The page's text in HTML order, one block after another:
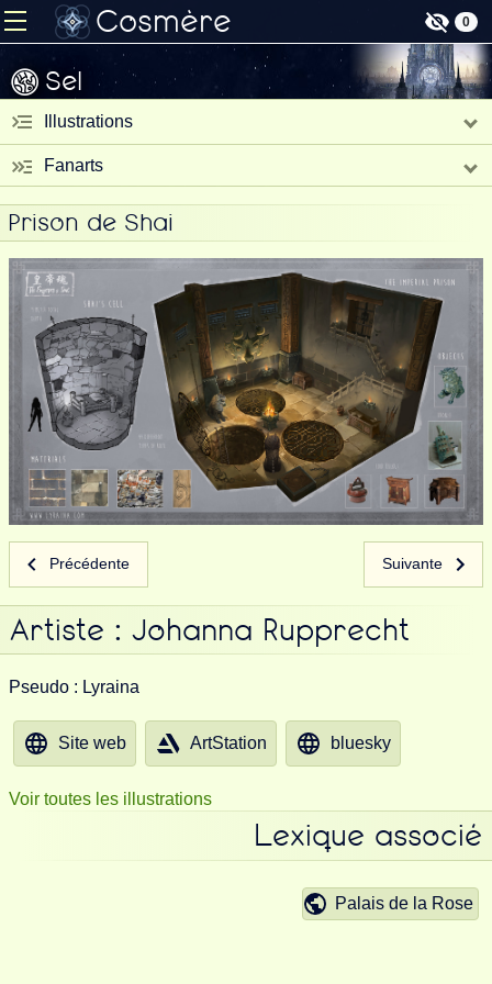
Cosmère 0
Sel
Illustrations
Fanarts
Prison de Shai
Précédente Suivante
Artiste : Johanna Rupprecht
Pseudo : Lyraina
Site web ArtStation bluesky
Voir toutes les illustrations
Lexique associé
Palais de la Rose